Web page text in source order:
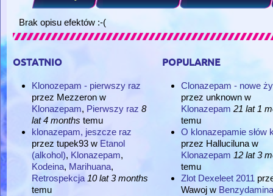
Brak opisu efektów :-(
ostatnio
Klonozepam - pierwszy raz
przez Mezzeron w
Klonazepam, Pierwszy raz 8
lat 4 months temu
klonazepam, jeszcze raz
przez tupek93 w Etanol
(alkohol), Klonazepam,
Kodeina, Marihuana,
Retrospekcja 10 lat 3 months
temu
popularne
Clonazepam - nowe
przez unknown w
Klonazepam 21 lat 1
temu
O klonazepamie słów
przez Halluciluna w
Klonazepam 12 lat 3
temu
Zlot Dexeleet 2011
Wawoj w Benzydamina